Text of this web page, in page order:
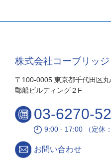
株式会社コーブリッジ
〒100-0005 東京都千代田区
郵船ビルディング２F
03-6270-
9:00 - 17:00 （定休
お問い合わせ